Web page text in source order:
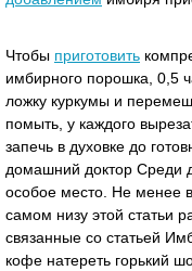
Чтобы приготовить
имбирного порошка, 0,5
ложку куркумы и
помыть, у каждого
запечь в духовке до
домашний доктор Среди
особое место. Не менее
самом низу этой статьи
связанные со статьей
кофе натереть горький